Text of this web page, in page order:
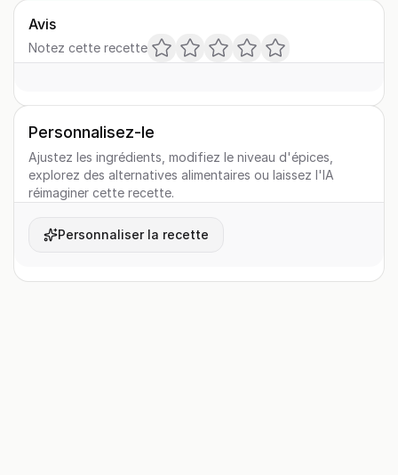
Avis
Notez cette recette
Personnalisez-le
Ajustez les ingrédients, modifiez le niveau d'épices,
explorez des alternatives alimentaires ou laissez l'IA
réimaginer cette recette.
Personnaliser la recette